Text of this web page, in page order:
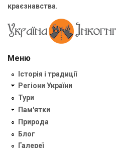
краєзнавства.
Меню
Історія і традиції
Регіони України
Тури
Пам'ятки
Природа
Блог
Галереї